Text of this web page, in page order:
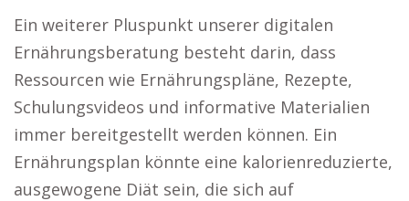
Ein weiterer Pluspunkt unserer digitalen
Ernährungsberatung besteht darin, dass
Ressourcen wie Ernährungspläne, Rezepte,
Schulungsvideos und informative Materialien
immer bereitgestellt werden können. Ein
Ernährungsplan könnte eine kalorienreduzierte,
ausgewogene Diät sein, die sich auf